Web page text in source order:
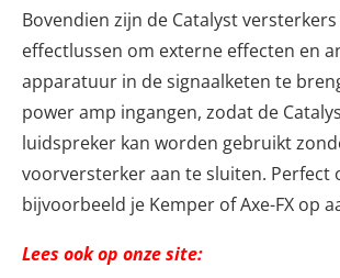
Bovendien zijn de Catalyst
effectlussen om externe effecten en
apparatuur in de signaalketen te
power amp ingangen, zodat de
luidspreker kan worden gebruikt
voorversterker aan te sluiten. Perfect
bijvoorbeeld je Kemper of Axe-FX op
Lees ook op onze site: